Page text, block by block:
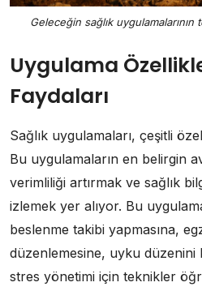
Geleceğin sağlık
Uygulama
Faydaları
Sağlık uygulamaları, çeşitli
Bu uygulamaların en belirgin
verimliliği artırmak ve sağlık
izlemek yer alıyor. Bu
beslenme takibi yapmasına,
düzenlemesine, uyku düzenini
stres yönetimi için teknikler